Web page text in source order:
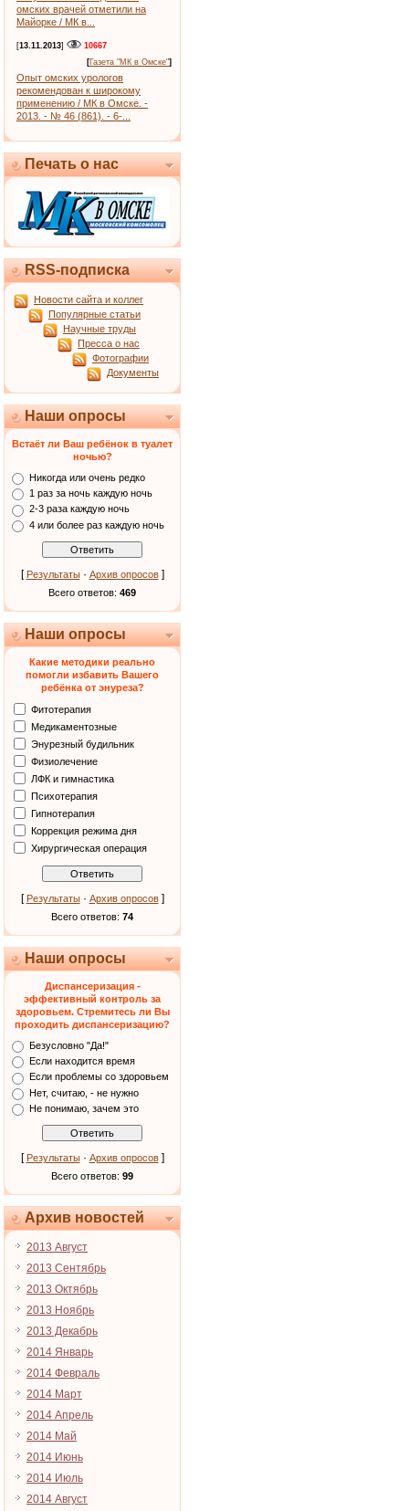
омских врачей отметили на
Майорке / МК в...
[13.11.2013]
10667
[Газета "МК в Омске"]
Опыт омских урологов
рекомендован к широкому
применению / МК в Омске. -
2013. - № 46 (861). - 6-...
Печать о нас
RSS-подписка
Новости сайта и коллег
Популярные статьи
Научные труды
Пресса о нас
Фотографии
Документы
Наши опросы
Встаёт ли Ваш ребёнок в туалет
ночью?
Никогда или очень редко
1 раз за ночь каждую ночь
2-3 раза каждую ночь
4 или более раз каждую ночь
[ Результаты· Архив опросов]
Всего ответов: 469
Наши опросы
Какие методики реально
помогли избавить Вашего
ребёнка от энуреза?
Фитотерапия
Медикаментозные
Энурезный будильник
Физиолечение
ЛФК и гимнастика
Психотерапия
Гипнотерапия
Коррекция режима дня
Хирургическая операция
[ Результаты· Архив опросов]
Всего ответов: 74
Наши опросы
Диспансеризация -
эффективный контроль за
здоровьем. Стремитесь ли Вы
проходить диспансеризацию?
Безусловно "Да!"
Если находится время
Если проблемы со здоровьем
Нет, считаю, - не нужно
Не понимаю, зачем это
[ Результаты· Архив опросов]
Всего ответов: 99
Архив новостей
2013 Август
2013 Сентябрь
2013 Октябрь
2013 Ноябрь
2013 Декабрь
2014 Январь
2014 Февраль
2014 Март
2014 Апрель
2014 Май
2014 Июнь
2014 Июль
2014 Август